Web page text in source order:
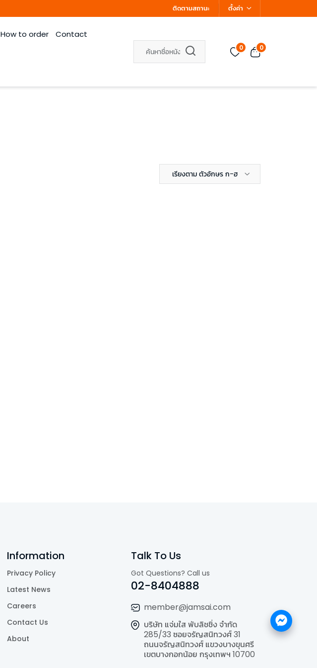
ติดตามสถานะ ตั้งค่า
How to order Contact
0 0
เรียงตาม ตัวอักษร ก-ฮ
Information
Privacy Policy
Latest News
Careers
Contact Us
About
Talk To Us
Got Questions? Call us
02-8404888
member@jamsai.com
บริษัท แจ่มใส พับลิชชิ่ง จำกัด
285/33 ซอยจรัญสนิทวงศ์ 31
ถนนจรัญสนิทวงศ์ แขวงบางขุนศรี
เขตบางกอกน้อย กรุงเทพฯ 10700